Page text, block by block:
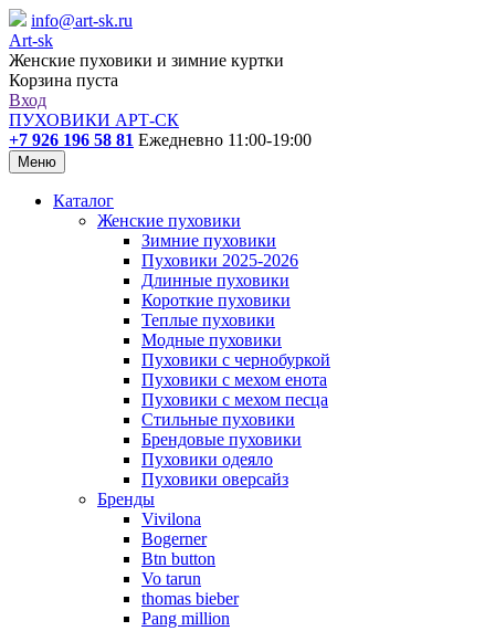
info@art-sk.ru
Art-sk
Женские пуховики и зимние куртки
Корзина пуста
Вход
ПУХОВИКИ АРТ-СК
+7 926 196 58 81 Ежедневно 11:00-19:00
Меню
Каталог
Женские пуховики
Зимние пуховики
Пуховики 2025-2026
Длинные пуховики
Короткие пуховики
Теплые пуховики
Модные пуховики
Пуховики с чернобуркой
Пуховики с мехом енота
Пуховики с мехом песца
Стильные пуховики
Брендовые пуховики
Пуховики одеяло
Пуховики оверсайз
Бренды
Vivilona
Bogerner
Btn button
Vo tarun
thomas bieber
Pang million